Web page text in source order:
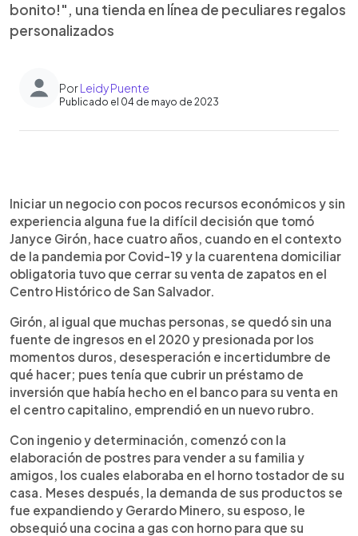
bonito!", una tienda en línea de peculiares regalos
personalizados
PorLeidy Puente
Publicado el 04 de mayo de 2023
Escuchar artículo
Iniciar un negocio con pocos recursos económicos y sin
experiencia alguna fue la difícil decisión que tomó
Janyce Girón, hace cuatro años, cuando en el contexto
de la pandemia por Covid-19 y la cuarentena domiciliar
obligatoria tuvo que cerrar su venta de zapatos en el
Centro Histórico de San Salvador.
Girón, al igual que muchas personas, se quedó sin una
fuente de ingresos en el 2020 y presionada por los
momentos duros, desesperación e incertidumbre de
qué hacer; pues tenía que cubrir un préstamo de
inversión que había hecho en el banco para su venta en
el centro capitalino, emprendió en un nuevo rubro.
Con ingenio y determinación, comenzó con la
elaboración de postres para vender a su familia y
amigos, los cuales elaboraba en el horno tostador de su
casa. Meses después, la demanda de sus productos se
fue expandiendo y Gerardo Minero, su esposo, le
obsequió una cocina a gas con horno para que su